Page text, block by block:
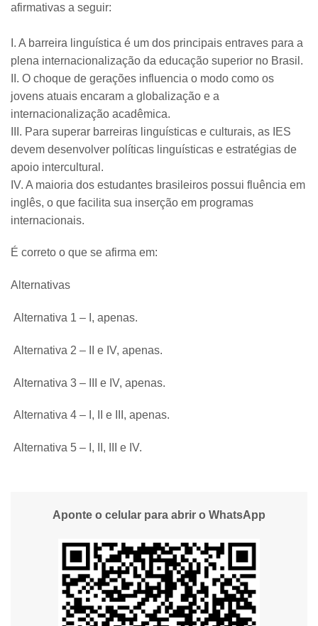
afirmativas a seguir:
I. A barreira linguística é um dos principais entraves para a
plena internacionalização da educação superior no Brasil.
II. O choque de gerações influencia o modo como os
jovens atuais encaram a globalização e a
internacionalização acadêmica.
III. Para superar barreiras linguísticas e culturais, as IES
devem desenvolver políticas linguísticas e estratégias de
apoio intercultural.
IV. A maioria dos estudantes brasileiros possui fluência em
inglês, o que facilita sua inserção em programas
internacionais.
É correto o que se afirma em:
Alternativas
Alternativa 1 – I, apenas.
Alternativa 2 – II e IV, apenas.
Alternativa 3 – III e IV, apenas.
Alternativa 4 – I, II e III, apenas.
Alternativa 5 – I, II, III e IV.
Aponte o celular para abrir o WhatsApp